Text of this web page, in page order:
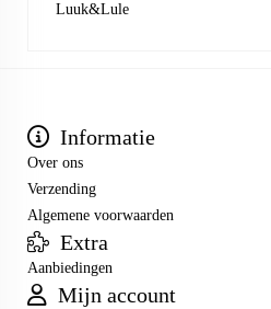
Luuk&Lule
Informatie
Over ons
Verzending
Algemene voorwaarden
Extra
Aanbiedingen
Mijn account